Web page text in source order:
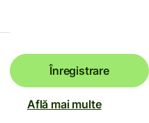
Înregistrare
Află mai multe